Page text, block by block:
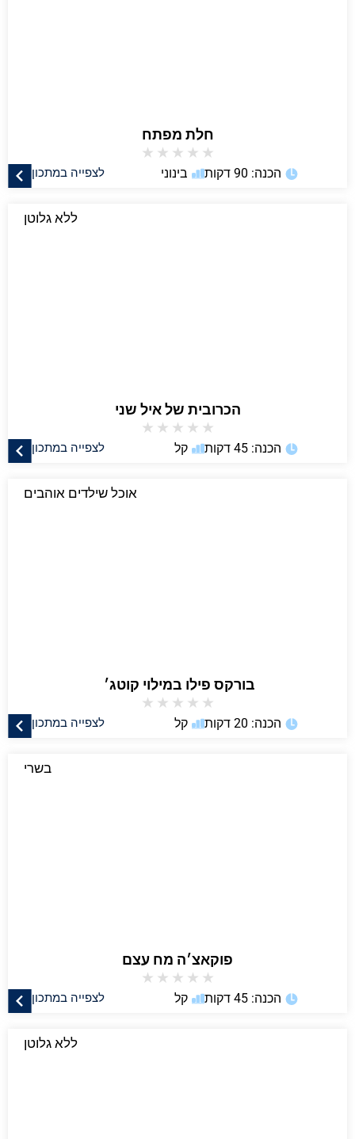
חלת מפתח
★
★
★
★
★
לצפייה במתכון הכנה: 90 דקות בינוני
ללא גלוטן
הכרובית של איל שני
★
★
★
★
★
לצפייה במתכון הכנה: 45 דקות קל
אוכל שילדים אוהבים
בורקס פילו במילוי קוטג׳
★
★
★
★
★
לצפייה במתכון הכנה: 20 דקות קל
בשרי
פוקאצ׳ה מח עצם
★
★
★
★
★
לצפייה במתכון הכנה: 45 דקות קל
ללא גלוטן